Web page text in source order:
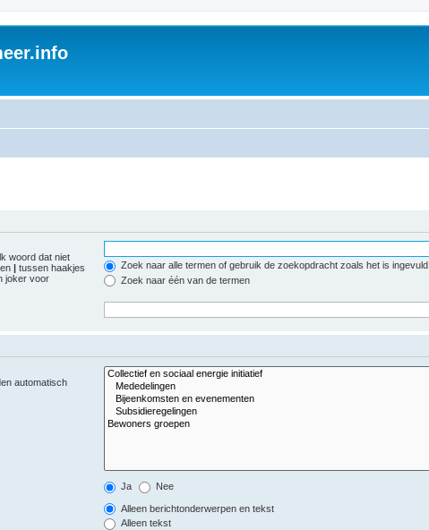
woord dat niet
| tussen haakjes
joker voor
Zoek naar alle termen of gebruik de zoekopdracht zoals het is ingevuld
Zoek naar één van de termen
automatisch
Ja Nee
Alleen berichtonderwerpen en tekst
Alleen tekst